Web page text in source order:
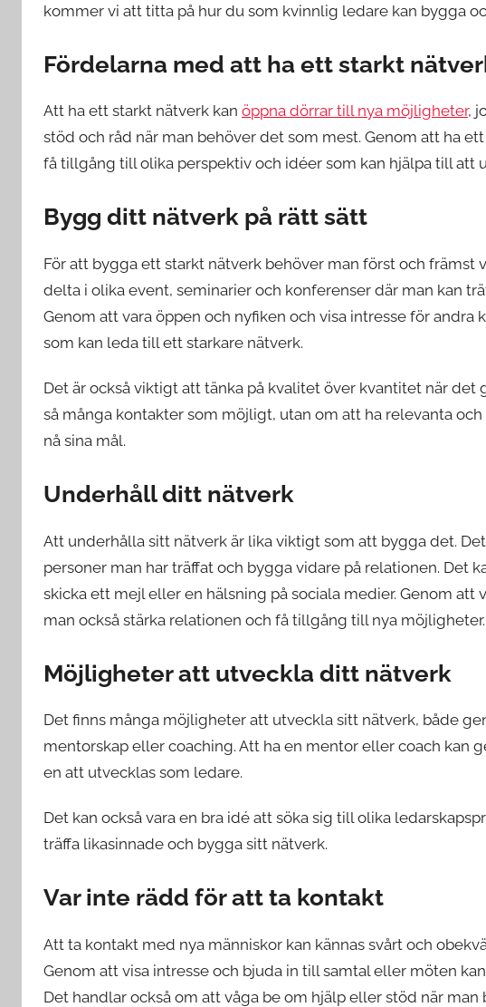
kommer vi att titta på hur du som kvinnlig ledare kan bygga
Fördelarna med att ha ett starkt
Att ha ett starkt nätverk kan öppna dörrar till nya möjligheter,
stöd och råd när man behöver det som mest. Genom att ha
få tillgång till olika perspektiv och idéer som kan hjälpa till att
Bygg ditt nätverk på rätt sätt
För att bygga ett starkt nätverk behöver man först och främst
delta i olika event, seminarier och konferenser där man kan
Genom att vara öppen och nyfiken och visa intresse för andra
som kan leda till ett starkare nätverk.
Det är också viktigt att tänka på kvalitet över kvantitet när
så många kontakter som möjligt, utan om att ha relevanta
nå sina mål.
Underhåll ditt nätverk
Att underhålla sitt nätverk är lika viktigt som att bygga det.
personer man har träffat och bygga vidare på relationen. Det
skicka ett mejl eller en hälsning på sociala medier. Genom att
man också stärka relationen och få tillgång till nya möjligheter.
Möjligheter att utveckla ditt nätverk
Det finns många möjligheter att utveckla sitt nätverk, både
mentorskap eller coaching. Att ha en mentor eller coach kan
en att utvecklas som ledare.
Det kan också vara en bra idé att söka sig till olika
träffa likasinnade och bygga sitt nätverk.
Var inte rädd för att ta kontakt
Att ta kontakt med nya människor kan kännas svårt och
Genom att visa intresse och bjuda in till samtal eller möten
Det handlar också om att våga be om hjälp eller stöd när man